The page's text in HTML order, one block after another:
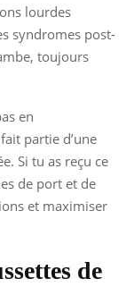
lourdes
syndromes post-
toujours
en
partie d’une
Si tu as reçu ce
de port et de
et maximiser
de